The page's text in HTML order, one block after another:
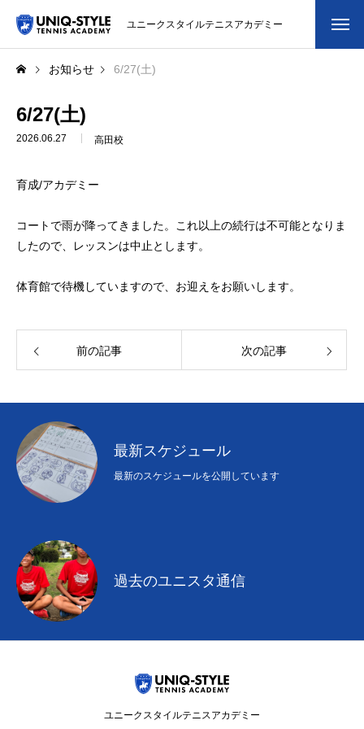
ユニークスタイルテニスアカデミー
初めての方
システム・クラス・料金
スクール紹介・コーチ紹介
大会・イベント
ブログ
会員専用ページ
お知らせ 6/27(土)
6/27(土)
2026.06.27 高田校
育成/アカデミー
コートで雨が降ってきました。これ以上の続行は不可能となりま
したので、レッスンは中止とします。
体育館で待機していますので、お迎えをお願いします。
前の記事 次の記事
最新スケジュール
最新のスケジュールを公開しています
過去のユニスタ通信
ユニークスタイルテニスアカデミー